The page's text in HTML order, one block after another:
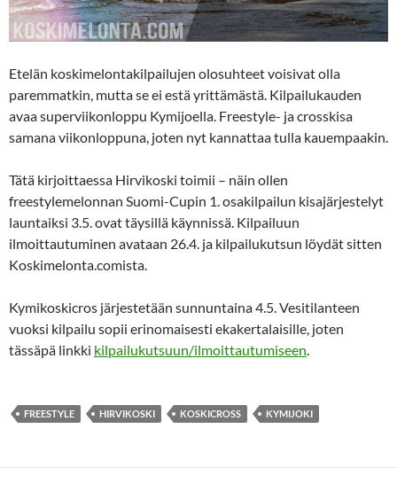
Etelän koskimelontakilpailujen olosuhteet voisivat olla
paremmatkin, mutta se ei estä yrittämästä. Kilpailukauden
avaa superviikonloppu Kymijoella. Freestyle- ja crosskisa
samana viikonloppuna, joten nyt kannattaa tulla kauempaakin.
Tätä kirjoittaessa Hirvikoski toimii – näin ollen
freestylemelonnan Suomi-Cupin 1. osakilpailun kisajärjestelyt
launtaiksi 3.5. ovat täysillä käynnissä. Kilpailuun
ilmoittautuminen avataan 26.4. ja kilpailukutsun löydät sitten
Koskimelonta.comista.
Kymikoskicros järjestetään sunnuntaina 4.5. Vesitilanteen
vuoksi kilpailu sopii erinomaisesti ekakertalaisille, joten
tässäpä linkki kilpailukutsuun/ilmoittautumiseen.
FREESTYLE HIRVIKOSKI KOSKICROSS KYMIJOKI